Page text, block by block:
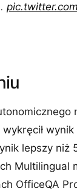
lepszy niż
Multilingual
OfficeQA